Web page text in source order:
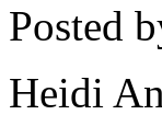
Posted
Heidi